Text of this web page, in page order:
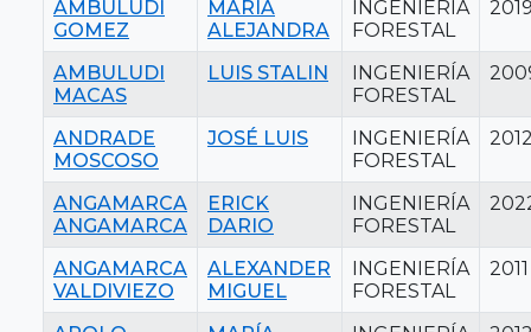
AMBULUDI
GOMEZ
MARIA
ALEJANDRA
INGENIERÍA
FORESTAL
AMBULUDI
MACAS
LUIS STALIN
INGENIERÍA
FORESTAL
ANDRADE
MOSCOSO
JOSÉ LUIS
INGENIERÍA
FORESTAL
ANGAMARCA
ANGAMARCA
ERICK
DARIO
INGENIERÍA
FORESTAL
ANGAMARCA
VALDIVIEZO
ALEXANDER
MIGUEL
INGENIERÍA
FORESTAL
2011